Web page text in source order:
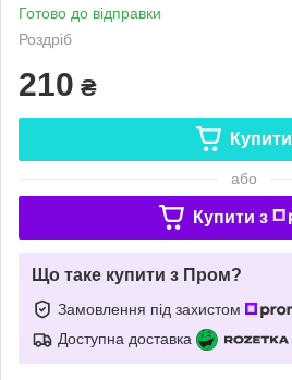
Готово до відправки
Роздріб
210 ₴
Купити
або
Купити з
Що таке купити з Пром?
Замовлення під захистом
Доступна доставка